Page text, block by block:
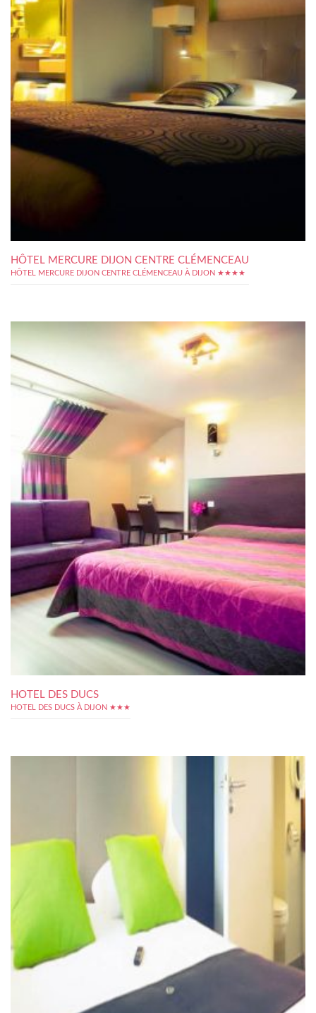
HÔTEL MERCURE DIJON CENTRE CLÉMENCEAU
HÔTEL MERCURE DIJON CENTRE CLÉMENCEAU À DIJON ★★★★
HOTEL DES DUCS
HOTEL DES DUCS À DIJON ★★★